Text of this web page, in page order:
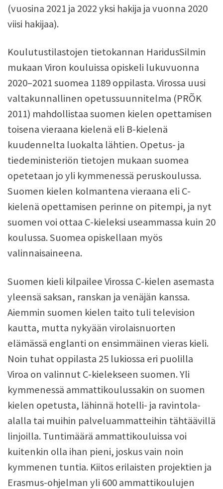
(vuosina 2021 ja 2022 yksi hakija ja vuonna 2020
viisi hakijaa).
Koulutustilastojen tietokannan HaridusSilmin
mukaan Viron kouluissa opiskeli lukuvuonna
2020–2021 suomea 1189 oppilasta. Virossa uusi
valtakunnallinen opetussuunnitelma (PRÕK
2011) mahdollistaa suomen kielen opettamisen
toisena vieraana kielenä eli B-kielenä
kuudennelta luokalta lähtien. Opetus- ja
tiedeministeriön tietojen mukaan suomea
opetetaan jo yli kymmenessä peruskoulussa.
Suomen kielen kolmantena vieraana eli C-
kielenä opettamisen perinne on pitempi, ja nyt
suomen voi ottaa C-kieleksi useammassa kuin 20
koulussa. Suomea opiskellaan myös
valinnaisaineena.
Suomen kieli kilpailee Virossa C-kielen asemasta
yleensä saksan, ranskan ja venäjän kanssa.
Aiemmin suomen kielen taito tuli television
kautta, mutta nykyään virolaisnuorten
elämässä englanti on ensimmäinen vieras kieli.
Noin tuhat oppilasta 25 lukiossa eri puolilla
Viroa on valinnut C-kielekseen suomen. Yli
kymmenessä ammattikoulussakin on suomen
kielen opetusta, lähinnä hotelli- ja ravintola-
alalla tai muihin palveluammatteihin tähtäävillä
linjoilla. Tuntimäärä ammattikouluissa voi
kuitenkin olla ihan pieni, joskus vain noin
kymmenen tuntia. Kiitos erilaisten projektien ja
Erasmus-ohjelman yli 600 ammattikoulujen